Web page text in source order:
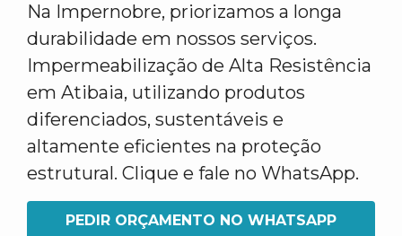
Na Impernobre, priorizamos a longa
durabilidade em nossos serviços.
Impermeabilização de Alta Resistência
em Atibaia, utilizando produtos
diferenciados, sustentáveis e
altamente eficientes na proteção
estrutural. Clique e fale no WhatsApp.
PEDIR ORÇAMENTO NO WHATSAPP